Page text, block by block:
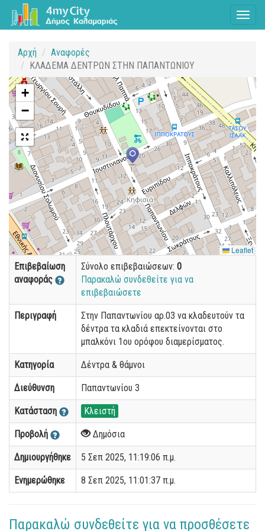
Αρχή
Αναφορές
ΚΛΑΔΕΜΑ ΔΕΝΤΡΩΝ ΣΤΗΝ ΠΑΠΑΝΤΩΝΙΟΥ
+
−
Leaflet
Επιβεβαίωση
αναφοράς
Σύνολο επιβεβαιώσεων: 0
Παρακαλώ συνδεθείτε για να
επιβεβαιώσετε
Περιγραφή
Στην Παπαντωνίου αρ.03 να κλαδευτούν τα
δέντρα τα κλαδιά επεκτείνονται στο
μπαλκόνι 1ου ορόφου διαμερίσματος.
Κατηγορία Δέντρα & θάμνοι
Διεύθυνση Παπαντωνίου 3
Κατάσταση Κλειστή
Προβολή Δημόσια
Δημιουργήθηκε 5 Σεπ 2025, 11:19:06 π.μ.
Ενημερώθηκε 8 Σεπ 2025, 11:01:37 π.μ.
Παρακαλώ συνδεθείτε για να προσθέσετε